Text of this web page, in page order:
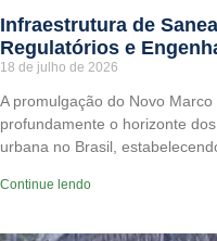
Infraestrutura de
Regulatórios e
18 de julho de 2026
A promulgação do Novo
profundamente o horizonte
urbana no Brasil,
Continue lendo